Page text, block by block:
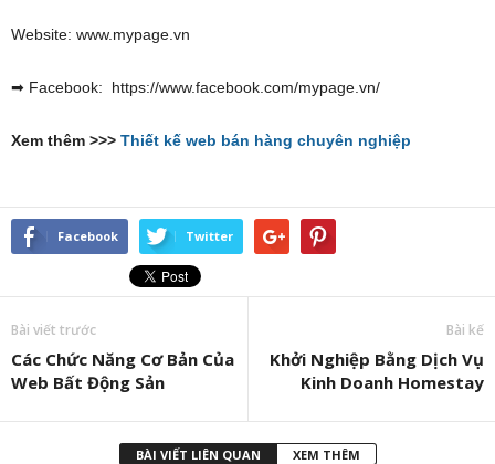
Website: www.mypage.vn
➡ Facebook: https://www.facebook.com/mypage.vn/
Xem thêm >>> Thiết kế web bán hàng chuyên nghiệp
Facebook Twitter
Bài viết trước
Các Chức Năng Cơ Bản Của
Web Bất Động Sản
Bài kế
Khởi Nghiệp Bằng Dịch Vụ
Kinh Doanh Homestay
BÀI VIẾT LIÊN QUAN XEM THÊM